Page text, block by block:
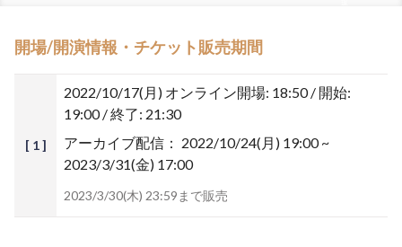
開場/開演情報・チケット販売期間
[ 1 ]
2022/10/17(月) オンライン開場: 18:50 / 開始:
19:00 / 終了: 21:30
アーカイブ配信： 2022/10/24(月) 19:00 ~
2023/3/31(金) 17:00
2023/3/30(木) 23:59まで販売